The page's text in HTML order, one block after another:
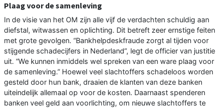
Plaag voor de samenleving
In de visie van het OM zijn alle vijf de verdachten schuldig aan
diefstal, witwassen en oplichting. Dit betreft zeer ernstige feiten
met grote gevolgen. “Bankhelpdeskfraude zorgt al tijden voor
stijgende schadecijfers in Nederland”, legt de officier van justitie
uit. “We kunnen inmiddels wel spreken van een ware plaag voor
de samenleving.” Hoewel veel slachtoffers schadeloos worden
gesteld door hun bank, draaien de klanten van deze banken
uiteindelijk allemaal op voor de kosten. Daarnaast spenderen
banken veel geld aan voorlichting, om nieuwe slachtoffers te